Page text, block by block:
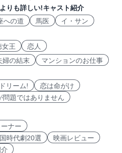
りも詳しい!キャスト紹介
への道 馬医
イ・サン
女王
恋人
婦の結末
マンションのお仕事
リーム!
恋は命がけ
問題ではありません
ナー
時代劇20選
映画レビュー